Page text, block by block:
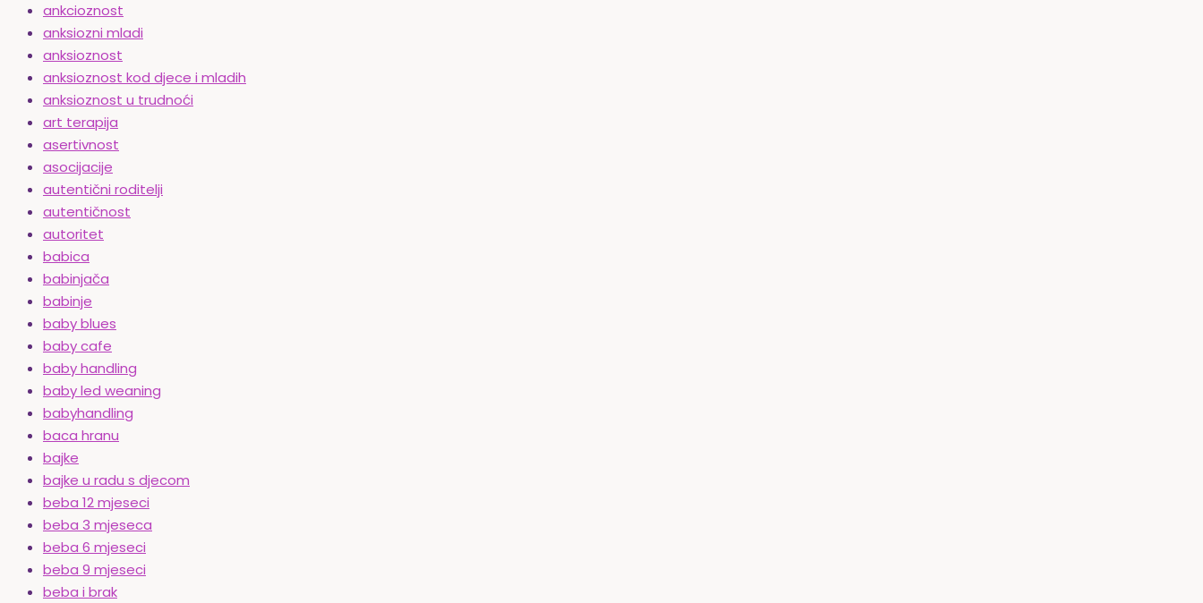
ankcioznost
anksiozni mladi
anksioznost
anksioznost kod djece i mladih
anksioznost u trudnoći
art terapija
asertivnost
asocijacije
autentični roditelji
autentičnost
autoritet
babica
babinjača
babinje
baby blues
baby cafe
baby handling
baby led weaning
babyhandling
baca hranu
bajke
bajke u radu s djecom
beba 12 mjeseci
beba 3 mjeseca
beba 6 mjeseci
beba 9 mjeseci
beba i brak